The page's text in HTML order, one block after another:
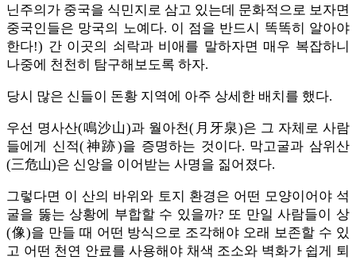
닌주의가 중국을 식민지로 삼고 있는데 문화적으로 보자면
중국인들은 망국의 노예다. 이 점을 반드시 똑똑히 알아야
한다!) 간 이곳의 쇠락과 비애를 말하자면 매우 복잡하니
나중에 천천히 탐구해보도록 하자.
당시 많은 신들이 돈황 지역에 아주 상세한 배치를 했다.
우선 명사산(鳴沙山)과 월아천(月牙泉)은 그 자체로 사람
들에게 신적(神跡)을 증명하는 것이다. 막고굴과 삼위산
(三危山)은 신앙을 이어받는 사명을 짊어졌다.
그렇다면 이 산의 바위와 토지 환경은 어떤 모양이어야 석
굴을 뚫는 상황에 부합할 수 있을까? 또 만일 사람들이 상
(像)을 만들 때 어떤 방식으로 조각해야 오래 보존할 수 있
고 어떤 천연 안료를 사용해야 채색 조소와 벽화가 쉽게 퇴